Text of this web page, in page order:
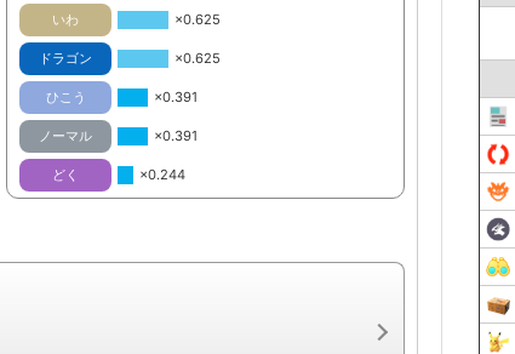
いわ ×0.625
ドラゴン ×0.625
ひこう ×0.391
ノーマル ×0.391
どく ×0.244